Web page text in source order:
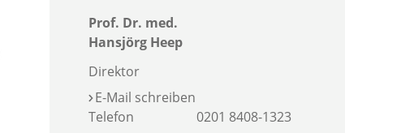
Prof. Dr. med.
Hansjörg Heep
Direktor
E-Mail schreiben
Telefon
0201 8408-1323